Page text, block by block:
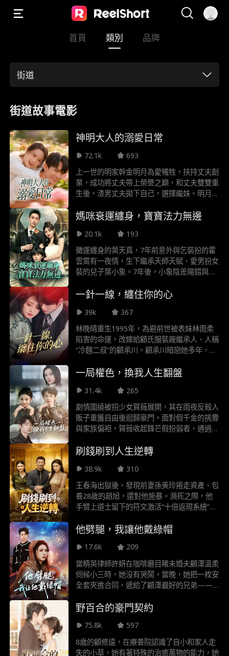
首頁 類別 品牌
街道
街道故事電影
神明大人的溺愛日常
72.1k
693
上一世的明家幹金明月為愛犧牲，扶持丈夫創
業，成功將丈夫帶上榮譽之巔，和丈夫雙雙重
生後，渣男丈夫拋下自己，選擇繼妹。明月果
來之相處之後，季來之buff疊滿，無所不能，
床，對內甘做小嬌夫，對外談笑間打臉渣男渣
女!隨著神秘身份的曝光，夫妻兩人過上了沒
羞沒臊的甜蜜生活。
媽咪衰運纏身，寶寶法力無邊
20.1k
193
黴運纏身的葉天真，7年前意外與乞裝扮的霍
雲霄有一夜情，生下繼承天師天賦、愛男扮女
裝的兒子葉小象。7年後，小象陰差陽錯與霍
DNA檢測竟證實小象是其親生子。此後，霍
雲霄生活助理，霍雲霄唯獨對她能緩解不舉之
症。兩人漸生情，霍家爺爺認出小象卻隱瞞葉
天真身份，引發霍雲霄誤會葉天真被包養的虐
戀，最終真相大白，一家三口終團聚。
一針一線，纏住你的心
39k
367
林晚晴重生1995年，為避前世被表妹林雨柔
陷害的命運，改嫁給顧氏服裝廠繼承人、人稱
“冷麵二叔”的顧承川。顧承川暗戀她多年，兩
服裝設計擺攤創業，顧承川默默支持。他們攜
市，兩人譜寫甜寵創業傳奇。
一局權色，換我人生翻盤
31.4k
265
劇情圍繞被拐少女賀薇展開，其在雨夜反殺人
販子重獲自由後迴歸豪門。面對假千金的挑釁
與家族偏袒，賀薇收起鋒芒假扮弱者，通過撕
逐步奪回身份認同與家族資源。全劇以現代都
成長曆程
刷錢刷到人生逆轉
38.9k
310
王春海出獄後，發現前妻孫美玲捲走資產、包
養28歲的趙旭，還對他施暴。瀕死之際，他
手臂上道士留下的符文激活“十倍返現系統”，
小芳賠償鞋款，為她包下店裡全部的手機電
傳媒總裁洛伊，給主播劉莎莎刷千萬禮物。他
在同學聚會、車展等場合，多次打臉孫美玲、
趙旭及嘲諷他的陳建業、李安，更贏得黃小
芳、洛伊、劉莎莎、任家千金任瑤瑤的青睞，
他劈腿，我讓他戴綠帽
17.6k
209
當精英律師許妍在咖啡廳目睹未婚夫顧澤溫柔
伺候小三時，她沒有哭鬧，當晚，她把一枚安
全套夾進合同，遞給了顧澤最好的兄弟——
客。” 一場始於報復的放縱遊戲就此展開。她
禁忌的刺激。直到他卸下偽裝，為她押上全部
身家；她塵才驚覺這場棋局，早在十年前就已
佈下…… 精明清醒女律師×偽裝海王深情霸總
野百合的豪門契約
75.8k
597
8歲的顧修遠，在療養院認識了自小和家人走
失的小草，她有著特殊的治癒萬物的能力，她